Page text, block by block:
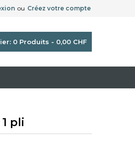
ou Créez votre compte
0 Produits - 0,00 CHF
pli